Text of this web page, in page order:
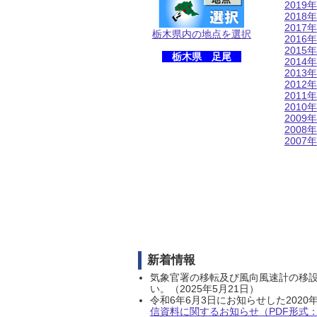
栃木県内の地点を選択
栃木県 足尾
2019年
2018年
2017年
2016年
2015年
2014年
2013年
2012年
2011年
2010年
2009年
2008年
2007年
新着情報
気象官署の移転及び風向風速計の移
い。（2025年5月21日）
令和6年6月3日にお知らせした2020
信資料に関するお知らせ（PDF形式